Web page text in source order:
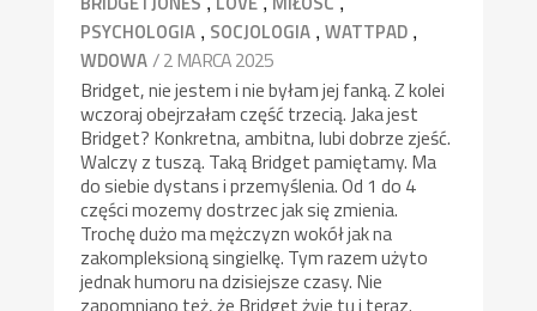
PSYCHOLOGIA , SOCJOLOGIA ,WATTPAD ,
WDOWA/ 2 MARCA 2025
Bridget, nie jestem i nie byłam jej fanką. Z kolei
wczoraj obejrzałam część trzecią. Jaka jest
Bridget? Konkretna, ambitna, lubi dobrze zjeść.
Walczy z tuszą. Taką Bridget pamiętamy. Ma
do siebie dystans i przemyślenia. Od 1 do 4
części mozemy dostrzec jak się zmienia.
Trochę dużo ma mężczyzn wokół jak na
zakompleksioną singielkę. Tym razem użyto
jednak humoru na dzisiejsze czasy. Nie
zapomniano też, że Bridget żyje tu i teraz.